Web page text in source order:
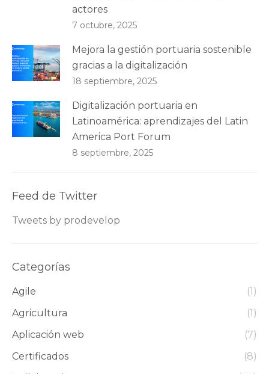
actores
7 octubre, 2025
Mejora la gestión portuaria sostenible
gracias a la digitalización
18 septiembre, 2025
Digitalización portuaria en
Latinoamérica: aprendizajes del Latin
America Port Forum
8 septiembre, 2025
Feed de Twitter
Tweets by prodevelop
Categorías
Agile
(1)
Agricultura
(1)
Aplicación web
(7)
Certificados
(8)